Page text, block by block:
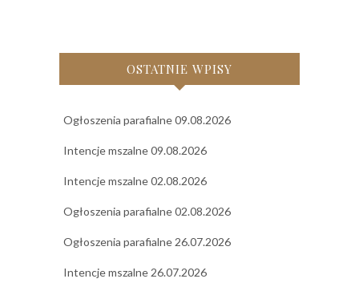
OSTATNIE WPISY
Ogłoszenia parafialne 09.08.2026
Intencje mszalne 09.08.2026
Intencje mszalne 02.08.2026
Ogłoszenia parafialne 02.08.2026
Ogłoszenia parafialne 26.07.2026
Intencje mszalne 26.07.2026